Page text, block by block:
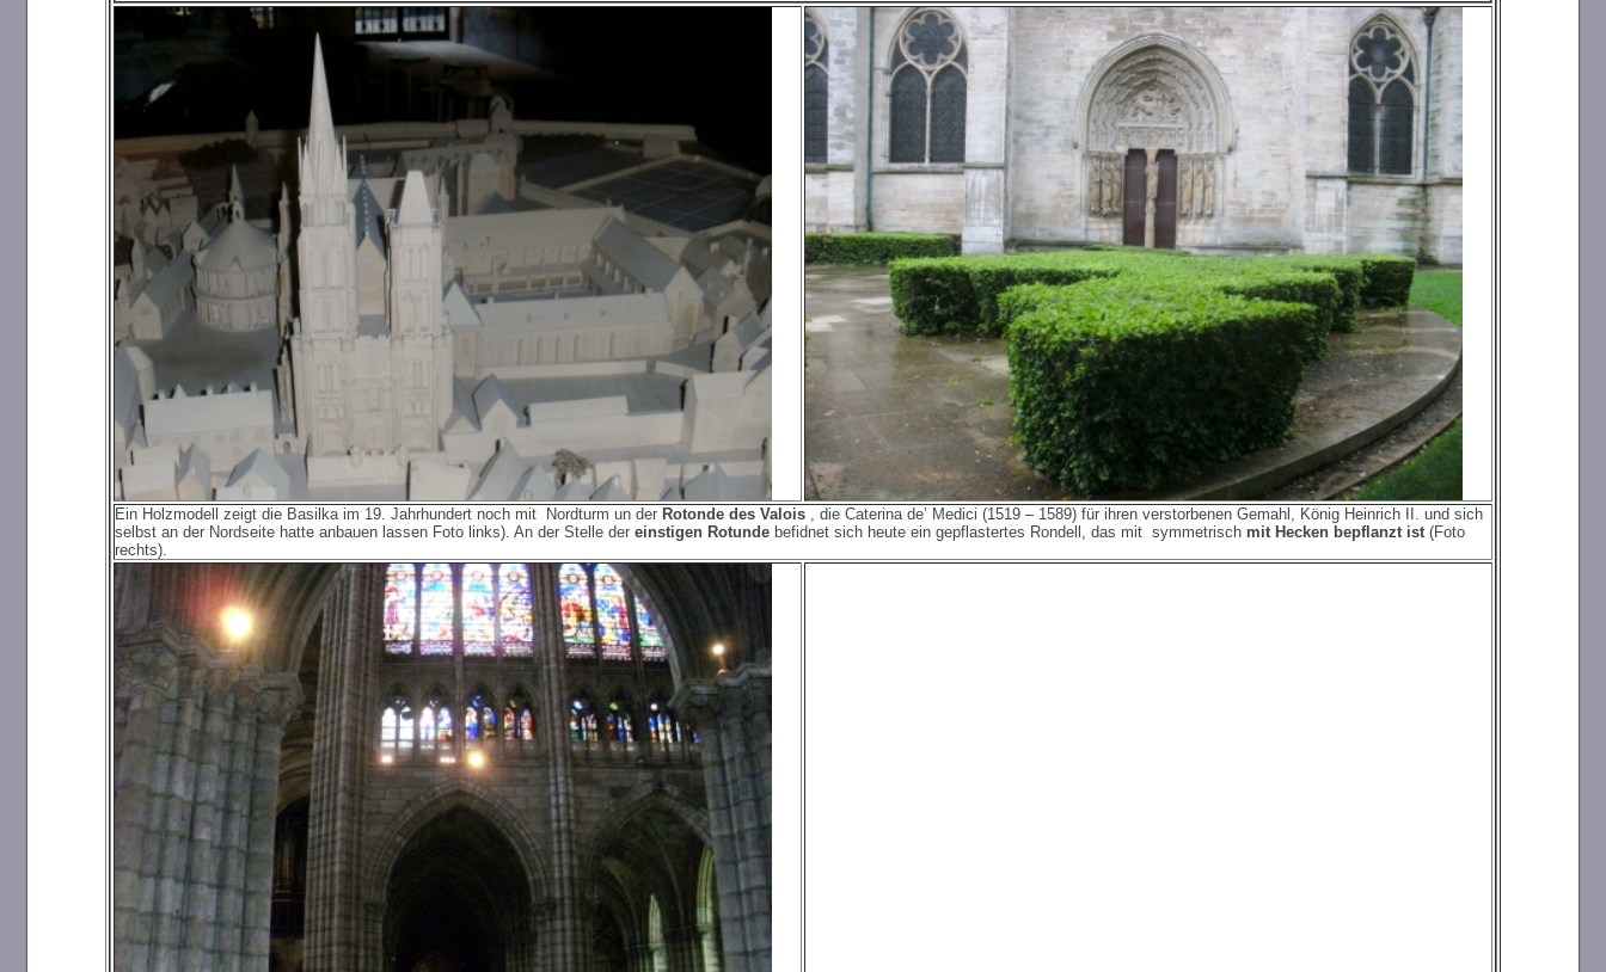
Ein Holzmodell zeigt die Basilka im 19. Jahrhundert noch mit Nordturm un der Rotonde des Valois , die Caterina de’ Medici (1519 – 1589) für ihren verstorbenen Gemahl, König Heinrich II. und sich
selbst an der Nordseite hatte anbauen lassen Foto links). An der Stelle der einstigen Rotunde befidnet sich heute ein gepflastertes Rondell, das mit symmetrisch mit Hecken bepflanzt ist (Foto
rechts).